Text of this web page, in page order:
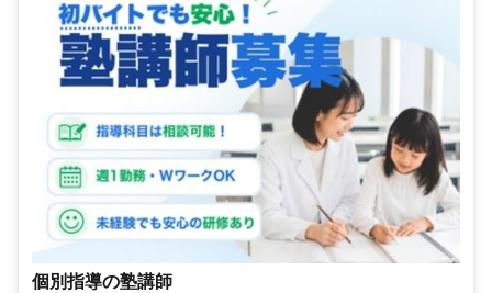
個別指導の塾講師